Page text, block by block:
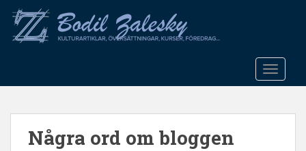
o
Några ord om bloggen